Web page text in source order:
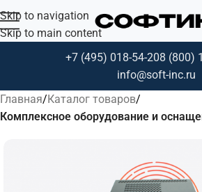
Skip to navigation
Skip to main content
+7 (495) 018-54-208 (800)
info@soft-inc.ru
Главная Каталог товаров
Комплексное оборудование и